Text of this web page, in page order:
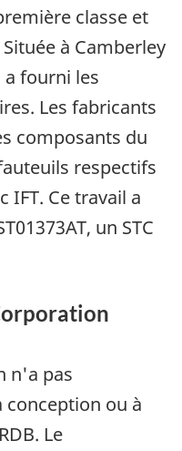
classe et
à Camberley
a fourni les
Les fabricants
composants du
respectifs
IFT. Ce travail a
un STC
n'a pas
ou à
Le